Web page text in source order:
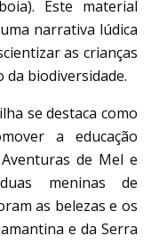
Este material
narrativa lúdica
as crianças
da biodiversidade.
se destaca como
a educação
de Mel e
meninas de
as belezas e os
e da Serra